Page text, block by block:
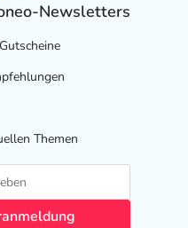
Newsletters
Themen